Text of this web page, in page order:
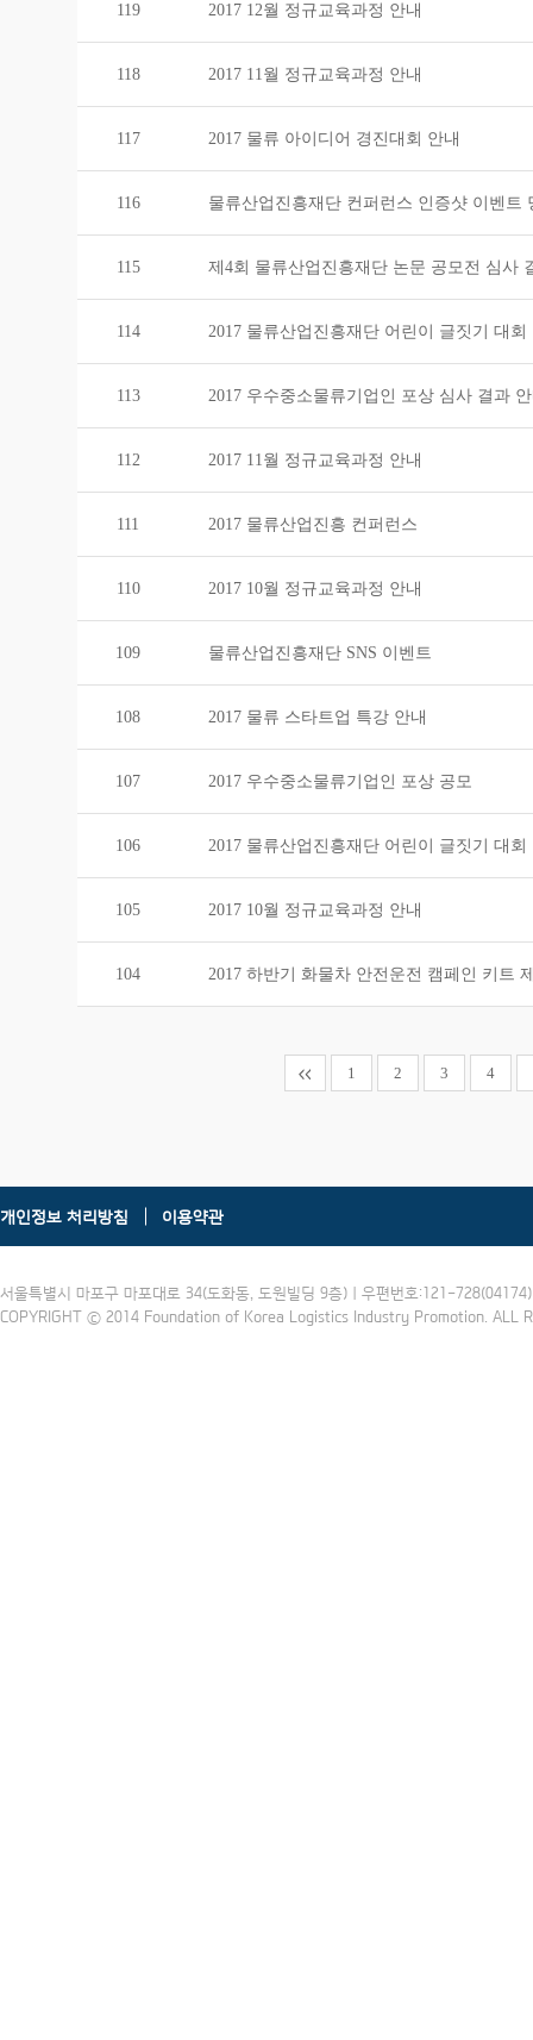
119 2017 12월 정규교육과정 안내
118 2017 11월 정규교육과정 안내
117 2017 물류 아이디어 경진대회 안내
116 물류산업진흥재단 컨퍼런스 인증샷 이벤트
115 제4회 물류산업진흥재단 논문 공모전 심사
114 2017 물류산업진흥재단 어린이 글짓기 대회
113 2017 우수중소물류기업인 포상 심사 결과
112 2017 11월 정규교육과정 안내
111 2017 물류산업진흥 컨퍼런스
110 2017 10월 정규교육과정 안내
109 물류산업진흥재단 SNS 이벤트
108 2017 물류 스타트업 특강 안내
107 2017 우수중소물류기업인 포상 공모
106 2017 물류산업진흥재단 어린이 글짓기 대회
105 2017 10월 정규교육과정 안내
104 2017 하반기 화물차 안전운전 캠페인 키트
1 2 3 4
개인정보 처리방침 이용약관
서울특별시 마포구 마포대로 34(도화동, 도원빌딩 9층) | 우편번호:121-
COPYRIGHT ⓒ 2014 Foundation of Korea Logistics Industry Promotion. ALL